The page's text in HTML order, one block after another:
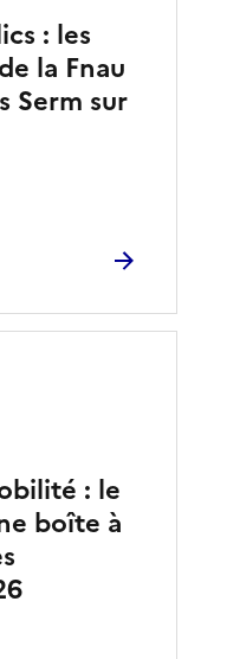
: les
la Fnau
Serm sur
: le
boîte à